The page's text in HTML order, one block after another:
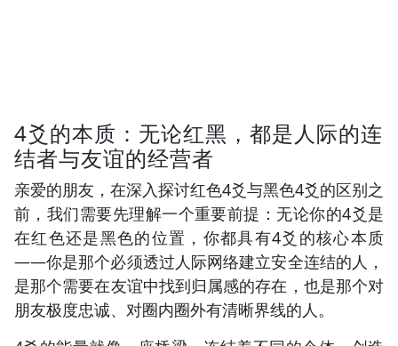
4爻的本质：无论红黑，都是人际的连
结者与友谊的经营者
亲爱的朋友，在深入探讨红色4爻与黑色4爻的区别之
前，我们需要先理解一个重要前提：无论你的4爻是
在红色还是黑色的位置，你都具有4爻的核心本质
——你是那个必须透过人际网络建立安全连结的人，
是那个需要在友谊中找到归属感的存在，也是那个对
朋友极度忠诚、对圈内圈外有清晰界线的人。